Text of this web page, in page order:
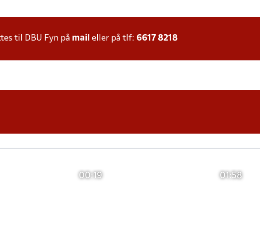
til DBU Fyn på mail eller på tlf: 6617 8218
00:19 01:58